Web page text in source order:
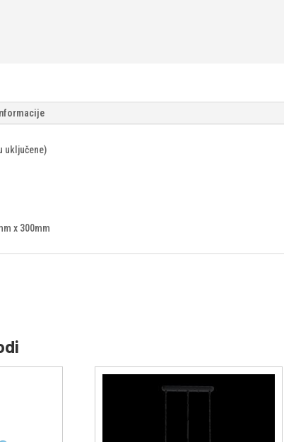
uključene)
x 300mm